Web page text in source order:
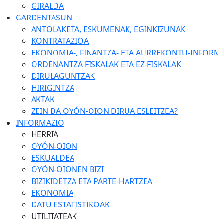
GIRALDA
GARDENTASUN
ANTOLAKETA, ESKUMENAK, EGINKIZUNAK
KONTRATAZIOA
EKONOMIA-, FINANTZA- ETA AURREKONTU-
ORDENANTZA FISKALAK ETA EZ-FISKALAK
DIRULAGUNTZAK
HIRIGINTZA
AKTAK
ZEIN DA OYÓN-OION DIRUA ESLEITZEA?
INFORMAZIO
HERRIA
OYÓN-OION
ESKUALDEA
OYÓN-OIONEN BIZI
BIZIKIDETZA ETA PARTE-HARTZEA
EKONOMIA
DATU ESTATISTIKOAK
UTILITATEAK